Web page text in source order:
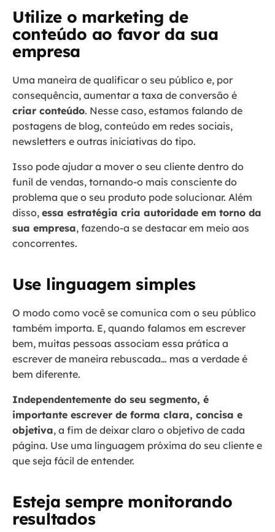
Utilize o marketing de
conteúdo ao favor da sua
empresa
Uma maneira de qualificar o seu público e, por
consequência, aumentar a taxa de conversão é
criar conteúdo. Nesse caso, estamos falando de
postagens de blog, conteúdo em redes sociais,
newsletters e outras iniciativas do tipo.
Isso pode ajudar a mover o seu cliente dentro do
funil de vendas, tornando-o mais consciente do
problema que o seu produto pode solucionar. Além
disso, essa estratégia cria autoridade em torno da
sua empresa, fazendo-a se destacar em meio aos
concorrentes.
Use linguagem simples
O modo como você se comunica com o seu público
também importa. E, quando falamos em escrever
bem, muitas pessoas associam essa prática a
escrever de maneira rebuscada… mas a verdade é
bem diferente.
Independentemente do seu segmento, é
importante escrever de forma clara, concisa e
objetiva, a fim de deixar claro o objetivo de cada
página. Use uma linguagem próxima do seu cliente e
que seja fácil de entender.
Esteja sempre monitorando
resultados